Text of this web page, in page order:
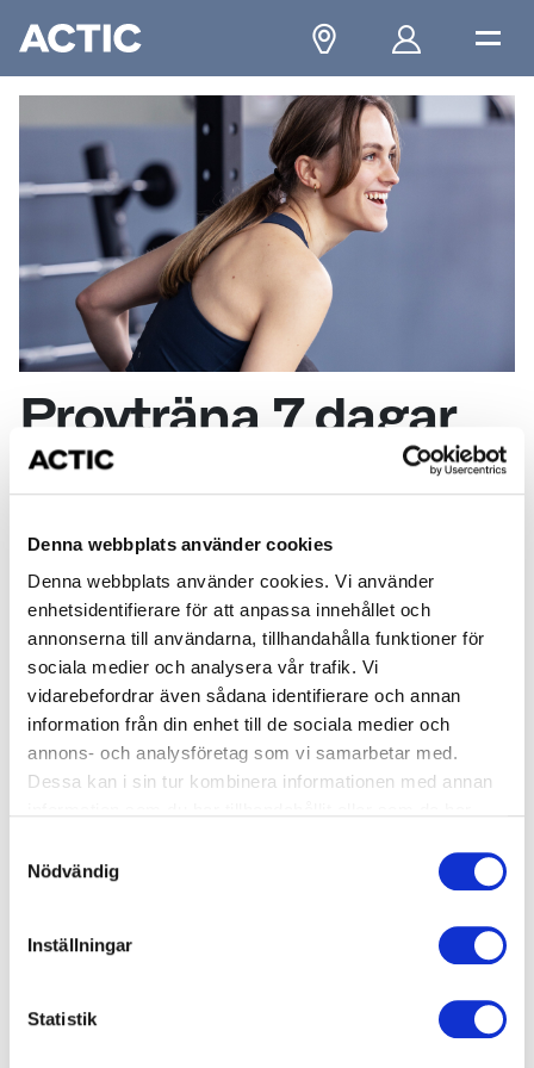
Denna webbplats använder cookies
Denna webbplats använder cookies. Vi använder
enhetsidentifierare för att anpassa innehållet och
annonserna till användarna, tillhandahålla funktioner för
sociala medier och analysera vår trafik. Vi
vidarebefordrar även sådana identifierare och annan
information från din enhet till de sociala medier och
annons- och analysföretag som vi samarbetar med.
Dessa kan i sin tur kombinera informationen med annan
Nödvändig
Inställningar
Statistik
Provträna 7 dagar
Hemmaanläggning Välj
Lägg till
99 kr
Provträna utan bindning
hälsoresa med en provvecka hos oss. Med vårt prova
och inspirerande gruppträning. Perfekt start för dig
välkomnande miljö. Oavsett om du är nybörjare eller
erfaren träningsentusiast kan du testa olika